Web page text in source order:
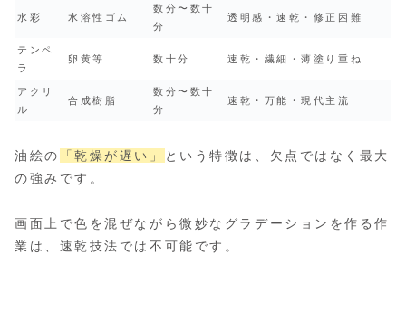
水彩 水溶性ゴム
数分〜数十
分
透明感・速乾・修正困難
テンペ
ラ
卵黄等 数十分 速乾・繊細・薄塗り重ね
アクリ
ル
合成樹脂
数分〜数十
分
速乾・万能・現代主流
油絵の 「乾燥が遅い」
という特徴は、欠点ではなく最大
の強みです。
画面上で色を混ぜながら微妙なグラデーションを作る作
業は、速乾技法では不可能です。